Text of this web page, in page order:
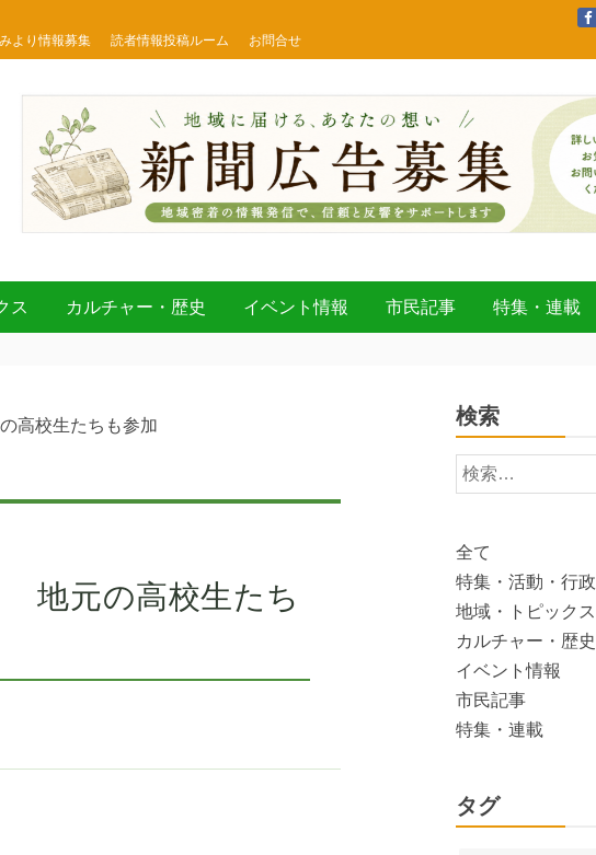
より情報募集 読者情報投稿ルーム お問合せ
ス カルチャー・歴史 イベント情報 市民記事 特集・連載
高校生たちも参加
地元の高校生たち
検索
検
索:
全て
特集・活動・行政
地域・トピックス
カルチャー・歴史
イベント情報
市民記事
特集・連載
タグ